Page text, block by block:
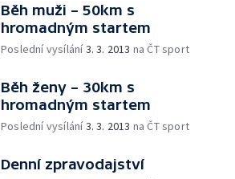
Běh muži – 50km s
hromadným startem
Poslední vysílání3. 3. 2013 na ČT sport
Běh ženy – 30km s
hromadným startem
Poslední vysílání3. 3. 2013 na ČT sport
Denní zpravodajství